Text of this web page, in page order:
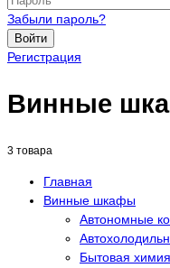
Забыли пароль?
Войти
Регистрация
Винные
3 товара
Главная
Винные шкафы
Автономные
Бытовая химия